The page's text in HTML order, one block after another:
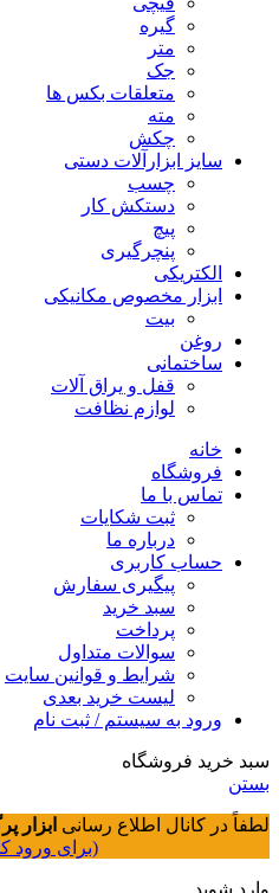
گیره
متر
جک
متعلقات بکس ها
مته
چکش
سایز ابزارآلات دستی
چسب
دستکش کار
پیچ
پنچرگیری
الکتریکی
ابزار مخصوص مکانیکی
بیت
روغن
ساختمانی
قفل و یراق آلات
لوازم نظافت
خانه
فروشگاه
تماس با ما
ثبت شکایات
درباره ما
حساب کاربری
پیگیری سفارش
سبد خرید
پرداخت
سوالات متداول
شرایط و قوانین سایت
لیست خرید بعدی
ورود به سیستم / ثبت نام
سبد خرید فروشگاه
بستن
لطفاً در کانال اطلاع رسانی ابزار
(برای ورود
وارد شوید